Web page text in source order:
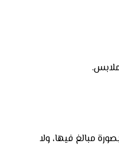
مبالغ فيها، ولا